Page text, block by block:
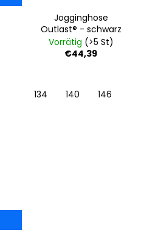
Jogginghose
Outlast® - schwarz
Vorrätig (>5 St)
€44,39
134 140 146